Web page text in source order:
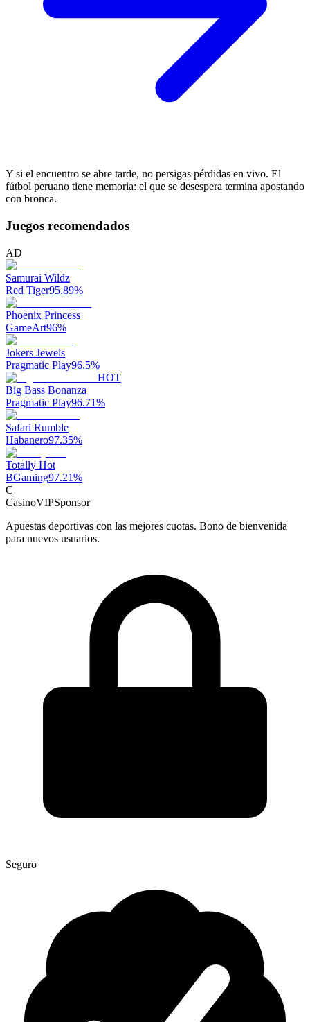
Y si el encuentro se abre tarde, no persigas pérdidas en vivo. El
fútbol peruano tiene memoria: el que se desespera termina apostando
con bronca.
Juegos recomendados
AD
Samurai Wildz
Red Tiger95.89%
Phoenix Princess
GameArt96%
Jokers Jewels
Pragmatic Play96.5%
HOT
Big Bass Bonanza
Pragmatic Play96.71%
Safari Rumble
Habanero97.35%
Totally Hot
BGaming97.21%
C
CasinoVIPSponsor
Apuestas deportivas con las mejores cuotas. Bono de bienvenida
para nuevos usuarios.
Seguro